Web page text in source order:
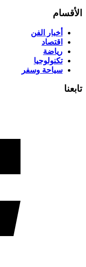
الأقسام
أخبار الفن
اقتصاد
رياضة
تكنولوجيا
سياحة وسفر
تابعنا